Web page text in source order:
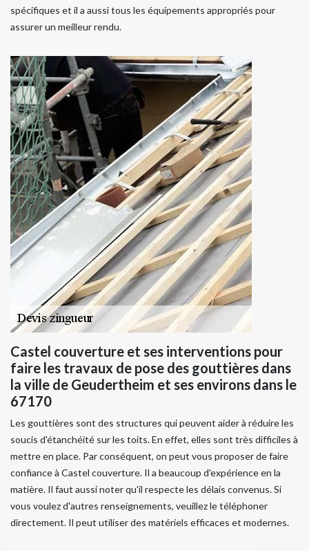
spécifiques et il a aussi tous les équipements appropriés pour
assurer un meilleur rendu.
Castel couverture et ses interventions pour
faire les travaux de pose des gouttières dans
la ville de Geudertheim et ses environs dans le
67170
Les gouttières sont des structures qui peuvent aider à réduire les
soucis d'étanchéité sur les toits. En effet, elles sont très difficiles à
mettre en place. Par conséquent, on peut vous proposer de faire
confiance à Castel couverture. Il a beaucoup d'expérience en la
matière. Il faut aussi noter qu'il respecte les délais convenus. Si
vous voulez d'autres renseignements, veuillez le téléphoner
directement. Il peut utiliser des matériels efficaces et modernes.